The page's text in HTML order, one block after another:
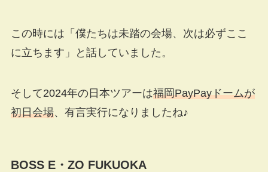
この時には「僕たちは未踏の会場、次は必ずここ
に立ちます」と話していました。
そして2024年の日本ツアーは福岡PayPayドームが
初日会場、有言実行になりましたね♪
BOSS E・ ZO FUKUOKA